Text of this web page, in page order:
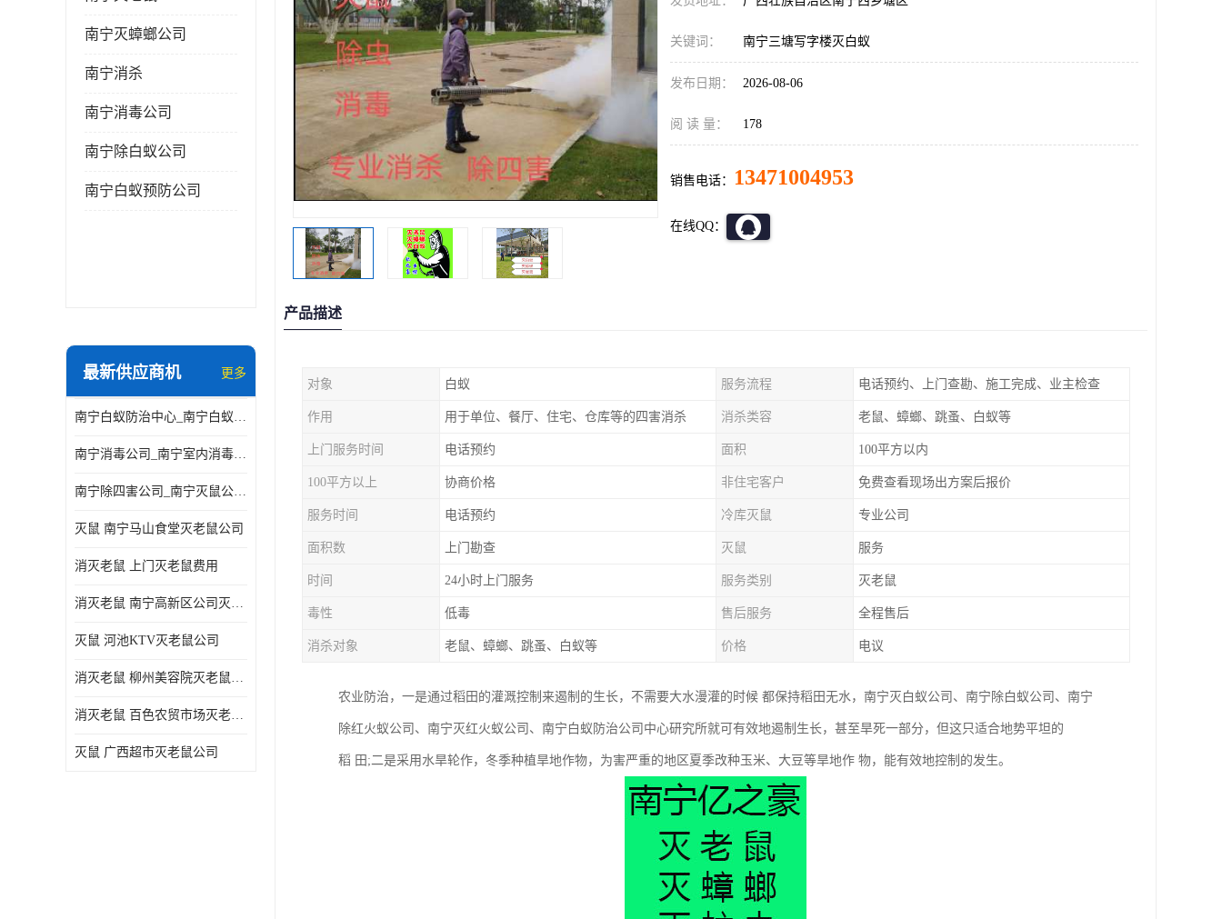
南宁灭蟑螂公司
南宁消杀
南宁消毒公司
南宁除白蚁公司
南宁白蚁预防公司
最新供应商机 更多
南宁白蚁防治中心_南宁白蚁防治所电话_南宁白蚁防治公司
南宁消毒公司_南宁室内消毒_南宁室内消毒公司
南宁除四害公司_南宁灭鼠公司_南宁杀虫公司
灭鼠 南宁马山食堂灭老鼠公司
消灭老鼠 上门灭老鼠费用
消灭老鼠 南宁高新区公司灭老鼠
灭鼠 河池KTV灭老鼠公司
消灭老鼠 柳州美容院灭老鼠费用
消灭老鼠 百色农贸市场灭老鼠公司
灭鼠 广西超市灭老鼠公司
关键词： 南宁三塘写字楼灭白蚁
发布日期： 2026-08-06
阅 读 量： 178
销售电话： 13471004953
在线QQ：
产品描述
对象 白蚁 服务流程 电话预约、上门查勘、施工完成、业主检查
作用 用于单位、餐厅、住宅、仓库等的四害消杀 消杀类容 老鼠、蟑螂、跳蚤、白蚁等
上门服务时间 电话预约 面积 100平方以内
100平方以上 协商价格 非住宅客户 免费查看现场出方案后报价
服务时间 电话预约 冷库灭鼠 专业公司
面积数 上门勘查 灭鼠 服务
时间 24小时上门服务 服务类别 灭老鼠
毒性 低毒 售后服务 全程售后
消杀对象 老鼠、蟑螂、跳蚤、白蚁等 价格 电议
农业防治，一是通过稻田的灌溉控制来遏制的生长，不需要大水漫灌的时候 都保持稻田无水，南宁灭白蚁公司、南宁除白蚁公司、南宁
除红火蚁公司、南宁灭红火蚁公司、南宁白蚁防治公司中心研究所就可有效地遏制生长，甚至旱死一部分，但这只适合地势平坦的
稻 田;二是采用水旱轮作，冬季种植旱地作物，为害严重的地区夏季改种玉米、大豆等旱地作 物，能有效地控制的发生。